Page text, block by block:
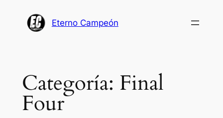
Eterno Campeón
Categoría: Final
Four